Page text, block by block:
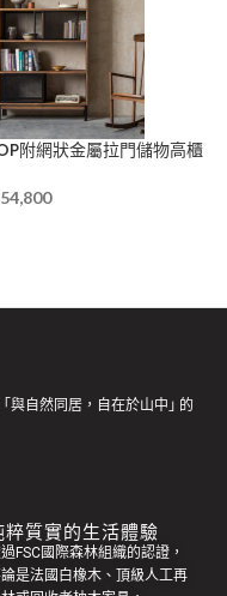
附網狀金屬拉門儲物高櫃
54,800
與自然同居，自在於山中｣ 的
粹質實的生活體驗
FSC國際森林組織的認證，
是法國白橡木、頂級人工再